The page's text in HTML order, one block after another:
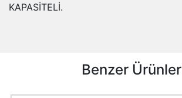
KAPASİTELİ.
Benzer Ürünler